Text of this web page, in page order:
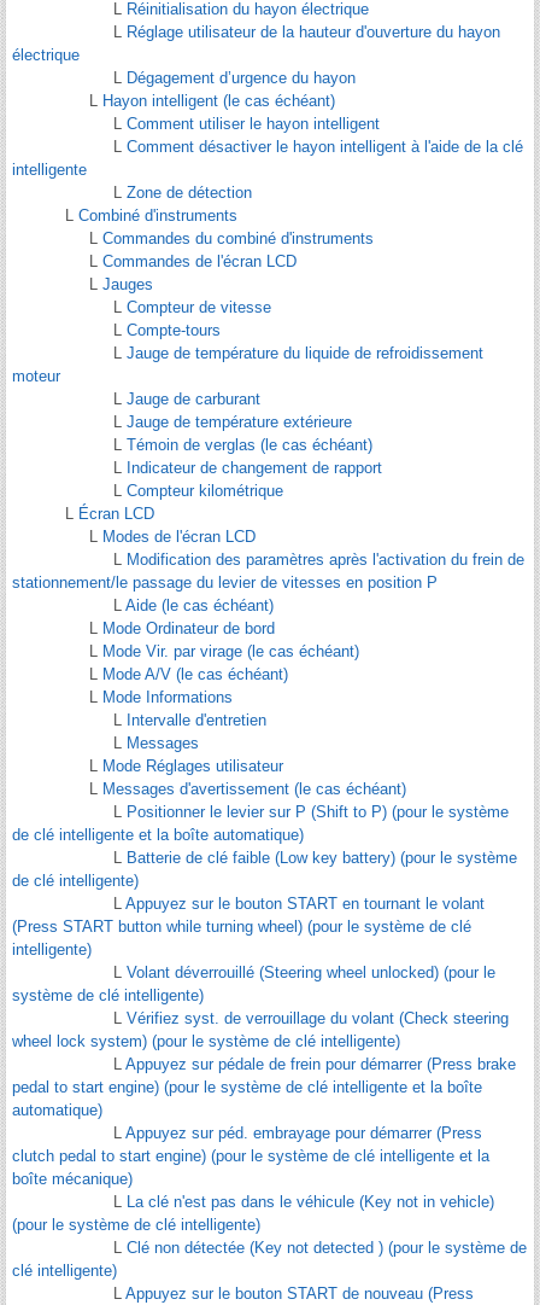
L Réinitialisation du hayon électrique
L Réglage utilisateur de la hauteur d'ouverture du hayon
électrique
L Dégagement d’urgence du hayon
L Hayon intelligent (le cas échéant)
L Comment utiliser le hayon intelligent
L Comment désactiver le hayon intelligent à l'aide de la clé
intelligente
L Zone de détection
L Combiné d'instruments
L Commandes du combiné d'instruments
L Commandes de l'écran LCD
L Jauges
L Compteur de vitesse
L Compte-tours
L Jauge de température du liquide de refroidissement
moteur
L Jauge de carburant
L Jauge de température extérieure
L Témoin de verglas (le cas échéant)
L Indicateur de changement de rapport
L Compteur kilométrique
L Écran LCD
L Modes de l'écran LCD
L Modification des paramètres après l'activation du frein de
stationnement/le passage du levier de vitesses en position P
L Aide (le cas échéant)
L Mode Ordinateur de bord
L Mode Vir. par virage (le cas échéant)
L Mode A/V (le cas échéant)
L Mode Informations
L Intervalle d'entretien
L Messages
L Mode Réglages utilisateur
L Messages d'avertissement (le cas échéant)
L Positionner le levier sur P (Shift to P) (pour le système
de clé intelligente et la boîte automatique)
L Batterie de clé faible (Low key battery) (pour le système
de clé intelligente)
L Appuyez sur le bouton START en tournant le volant
(Press START button while turning wheel) (pour le système de clé
intelligente)
L Volant déverrouillé (Steering wheel unlocked) (pour le
système de clé intelligente)
L Vérifiez syst. de verrouillage du volant (Check steering
wheel lock system) (pour le système de clé intelligente)
L Appuyez sur pédale de frein pour démarrer (Press brake
pedal to start engine) (pour le système de clé intelligente et la boîte
automatique)
L Appuyez sur péd. embrayage pour démarrer (Press
clutch pedal to start engine) (pour le système de clé intelligente et la
boîte mécanique)
L La clé n'est pas dans le véhicule (Key not in vehicle)
(pour le système de clé intelligente)
L Clé non détectée (Key not detected ) (pour le système de
clé intelligente)
L Appuyez sur le bouton START de nouveau (Press